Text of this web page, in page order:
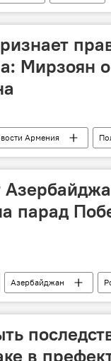
Мирзоян
Армения
парад
Азербайджан
в